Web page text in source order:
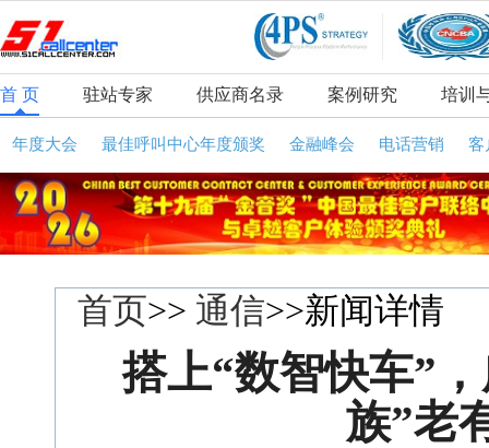
首 页 驻站专家 供应商名录 案例研究 培训
年度大会 最佳呼叫中心年度颁奖 金融峰会 电话营销 客
首页>> 通信>>新闻详情
搭上“数智快车”
族”老